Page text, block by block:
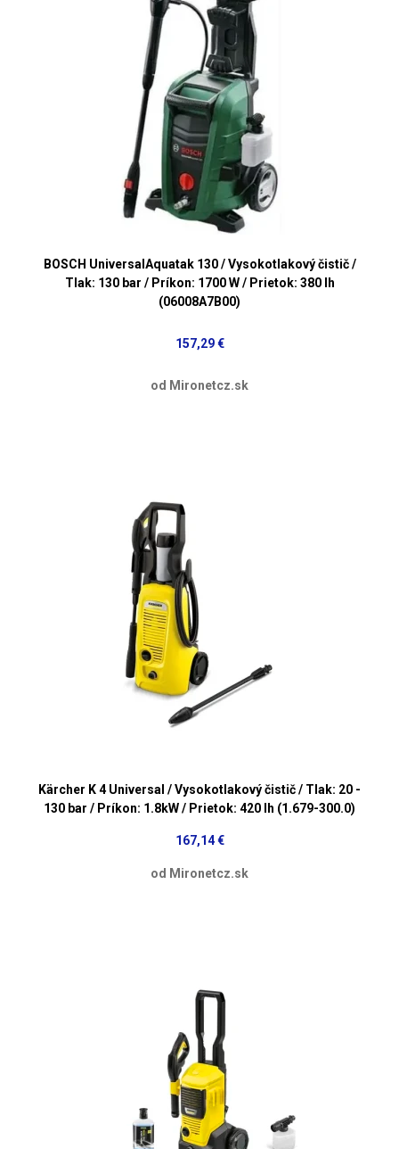
BOSCH UniversalAquatak 130 / Vysokotlakový čistič /
Tlak: 130 bar / Príkon: 1700 W / Prietok: 380 lh
(06008A7B00)
157,29 €
od Mironetcz.sk
Kärcher K 4 Universal / Vysokotlakový čistič / Tlak: 20 -
130 bar / Príkon: 1.8kW / Prietok: 420 lh (1.679-300.0)
167,14 €
od Mironetcz.sk